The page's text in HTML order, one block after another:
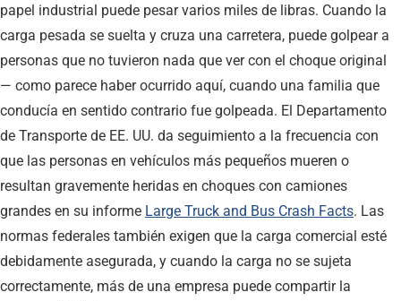
papel industrial puede pesar varios miles de libras. Cuando la
carga pesada se suelta y cruza una carretera, puede golpear a
personas que no tuvieron nada que ver con el choque original
— como parece haber ocurrido aquí, cuando una familia que
conducía en sentido contrario fue golpeada. El Departamento
de Transporte de EE. UU. da seguimiento a la frecuencia con
que las personas en vehículos más pequeños mueren o
resultan gravemente heridas en choques con camiones
grandes en su informe Large Truck and Bus Crash Facts. Las
normas federales también exigen que la carga comercial esté
debidamente asegurada, y cuando la carga no se sujeta
correctamente, más de una empresa puede compartir la